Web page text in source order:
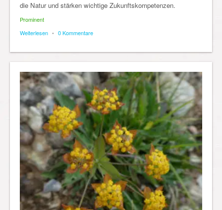
die Natur und stärken wichtige Zukunftskompetenzen.
Prominent
Weiterlesen • 0 Kommentare